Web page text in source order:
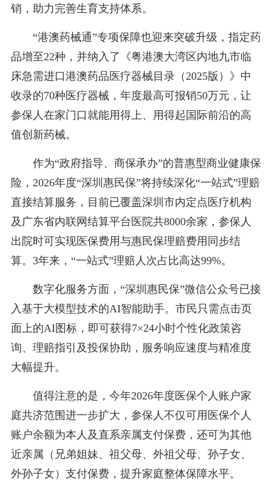
销，助力完善生育支持体系。
“港澳药械通”专项保障也迎来突破升级，指定药
品增至22种，并纳入了《粤港澳大湾区内地九市临
床急需进口港澳药品医疗器械目录（2025版）》中
收录的70种医疗器械，年度最高可报销50万元，让
参保人在家门口就能用得上、用得起国际前沿的高
值创新药械。
作为“政府指导、商保承办”的普惠型商业健康保
险，2026年度“深圳惠民保”将持续深化“一站式”理赔
直接结算服务，目前已覆盖深圳市内定点医疗机构
及广东省内联网结算平台医院共8000余家，参保人
出院时可实现医保费用与惠民保理赔费用同步结
算。3年来，“一站式”理赔人次占比高达99%。
数字化服务方面，“深圳惠民保”微信公众号已接
入基于大模型技术的AI智能助手。市民只需点击页
面上的AI图标，即可获得7×24小时个性化政策咨
询、理赔指引及投保协助，服务响应速度与精准度
大幅提升。
值得注意的是，今年2026年度医保个人账户家
庭共济范围进一步扩大，参保人不仅可用医保个人
账户余额为本人及直系亲属支付保费，还可为其他
近亲属（兄弟姐妹、祖父母、外祖父母、孙子女、
外孙子女）支付保费，提升家庭整体保障水平。